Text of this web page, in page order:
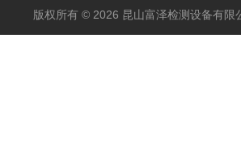
版权所有 © 2026 昆山富泽检测设备有限